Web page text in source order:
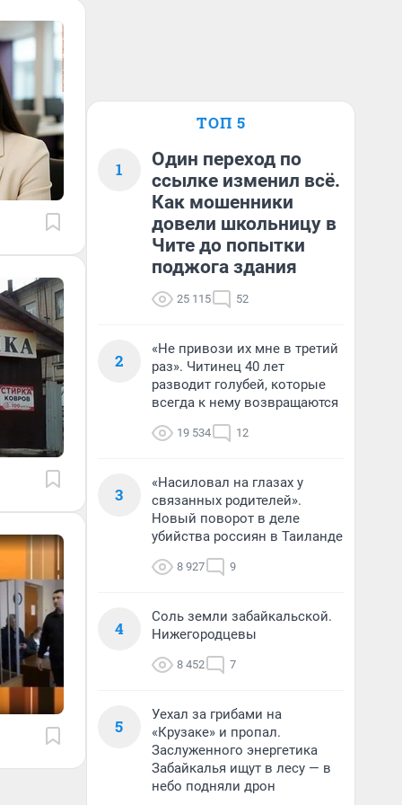
ТОП 5
1
Один переход по
ссылке изменил всё.
Как мошенники
довели школьницу в
Чите до попытки
поджога здания
25 115 52
2
«Не привози их мне в третий
раз». Читинец 40 лет
разводит голубей, которые
всегда к нему возвращаются
19 534 12
3
«Насиловал на глазах у
связанных родителей».
Новый поворот в деле
убийства россиян в Таиланде
8 927 9
4
Соль земли забайкальской.
Нижегородцевы
8 452 7
5
Уехал за грибами на
«Крузаке» и пропал.
Заслуженного энергетика
Забайкалья ищут в лесу — в
небо подняли дрон